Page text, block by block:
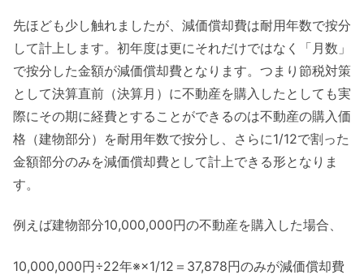
先ほども少し触れましたが、減価償却費は耐用年数で按分
して計上します。初年度は更にそれだけではなく「月数」
で按分した金額が減価償却費となります。つまり節税対策
として決算直前（決算月）に不動産を購入したとしても実
際にその期に経費とすることができるのは不動産の購入価
格（建物部分）を耐用年数で按分し、さらに1/12で割った
金額部分のみを減価償却費として計上できる形となりま
す。
例えば建物部分10,000,000円の不動産を購入した場合、
10,000,000円÷22年※×1/12＝37,878円のみが減価償却費